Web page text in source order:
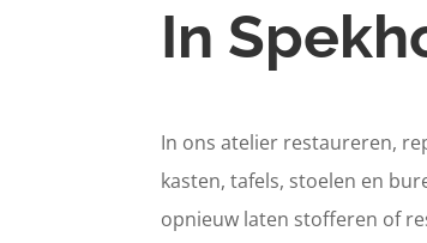
In
In ons atelier restaureren,
kasten, tafels, stoelen en
opnieuw laten stofferen of